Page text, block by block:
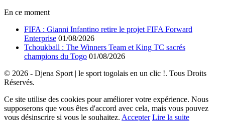
En ce moment
FIFA : Gianni Infantino retire le projet FIFA Forward
Enterprise 01/08/2026
Tchoukball : The Winners Team et King TC sacrés
champions du Togo 01/08/2026
© 2026 - Djena Sport | le sport togolais en un clic !. Tous Droits
Réservés.
Ce site utilise des cookies pour améliorer votre expérience. Nous
supposerons que vous êtes d'accord avec cela, mais vous pouvez
vous désinscrire si vous le souhaitez. Accepter Lire la suite